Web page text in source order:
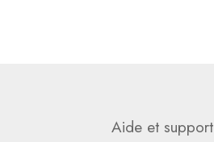
Aide et support